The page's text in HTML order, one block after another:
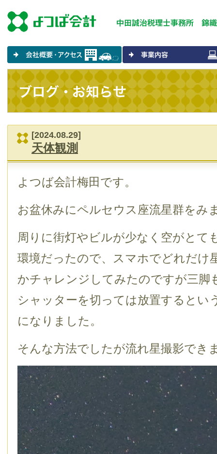
[2024.08.29]
天体観測
よつば会計梅田です。
お盆休みにペルセウス座流星群をみ
周りに街灯やビルが少なく空がとて
環境だったので、スマホでどれだけ
かチャレンジしてみたのですが三脚
シャッターを切っては放置するとい
になりました。
そんな方法でしたが流れ星撮影でき